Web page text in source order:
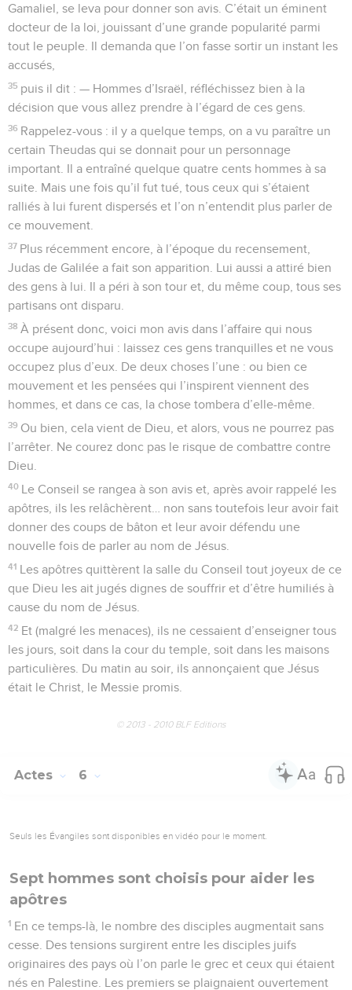
Gamaliel, se leva pour donner son avis. C’était un éminent
docteur de la loi, jouissant d’une grande popularité parmi
tout le peuple. Il demanda que l’on fasse sortir un instant les
accusés,
35 puis il dit : — Hommes d’Israël, réfléchissez bien à la
décision que vous allez prendre à l’égard de ces gens.
36 Rappelez-vous : il y a quelque temps, on a vu paraître un
certain Theudas qui se donnait pour un personnage
important. Il a entraîné quelque quatre cents hommes à sa
suite. Mais une fois qu’il fut tué, tous ceux qui s’étaient
ralliés à lui furent dispersés et l’on n’entendit plus parler de
ce mouvement.
37 Plus récemment encore, à l’époque du recensement,
Judas de Galilée a fait son apparition. Lui aussi a attiré bien
des gens à lui. Il a péri à son tour et, du même coup, tous ses
partisans ont disparu.
38 À présent donc, voici mon avis dans l’affaire qui nous
occupe aujourd’hui : laissez ces gens tranquilles et ne vous
occupez plus d’eux. De deux choses l’une : ou bien ce
mouvement et les pensées qui l’inspirent viennent des
hommes, et dans ce cas, la chose tombera d’elle-même.
39 Ou bien, cela vient de Dieu, et alors, vous ne pourrez pas
l’arrêter. Ne courez donc pas le risque de combattre contre
Dieu.
40 Le Conseil se rangea à son avis et, après avoir rappelé les
apôtres, ils les relâchèrent… non sans toutefois leur avoir fait
donner des coups de bâton et leur avoir défendu une
nouvelle fois de parler au nom de Jésus.
41 Les apôtres quittèrent la salle du Conseil tout joyeux de ce
que Dieu les ait jugés dignes de souffrir et d’être humiliés à
cause du nom de Jésus.
42 Et (malgré les menaces), ils ne cessaient d’enseigner tous
les jours, soit dans la cour du temple, soit dans les maisons
particulières. Du matin au soir, ils annonçaient que Jésus
était le Christ, le Messie promis.
© 2013 - 2010 BLF Editions
Actes 6
Seuls les Évangiles sont disponibles en vidéo pour le moment.
Sept hommes sont choisis pour aider les
apôtres
1 En ce temps-là, le nombre des disciples augmentait sans
cesse. Des tensions surgirent entre les disciples juifs
originaires des pays où l’on parle le grec et ceux qui étaient
nés en Palestine. Les premiers se plaignaient ouvertement